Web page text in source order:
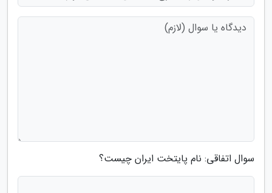
سوال اتفاقی: نام پایتخت ایران چیست؟